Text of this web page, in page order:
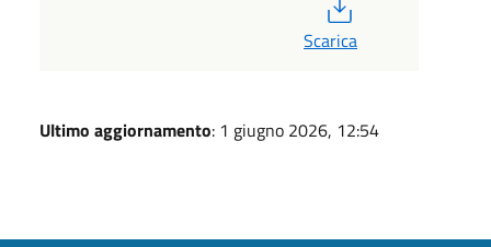
Scarica
Ultimo aggiornamento: 1 giugno 2026, 12:54